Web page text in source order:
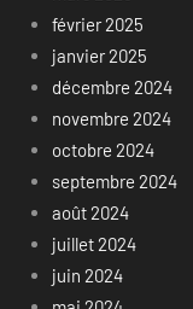
février 2025
janvier 2025
décembre 2024
novembre 2024
octobre 2024
septembre 2024
août 2024
juillet 2024
juin 2024